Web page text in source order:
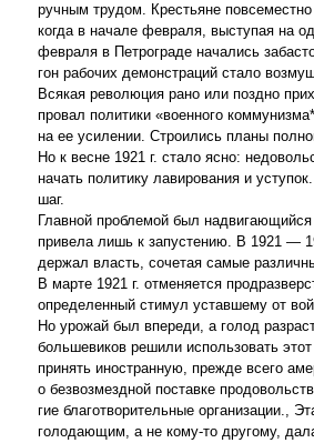
ручным трудом. Крестьяне
когда в начале февраля, выступая на
февраля в Петрограде начались
гон рабочих демонстраций стало
Всякая революция рано или поздно
провал политики «военного
на ее усилении. Строились планы
Но к весне 1921 г. стало ясно:
начать политику лавирования и
шаг.
Главной проблемой был надвигающийся
привела лишь к запустению. В 1921 —
держал власть, сочетая самые
В марте 1921 г. отменяется
определенный стимул уставшему от
Но урожай был впереди, а голод
большевиков решили использовать
принять иностранную, прежде всего
о безвозмездной поставке
гие благотворительные организации.,
голодающим, а не кому-то другому,